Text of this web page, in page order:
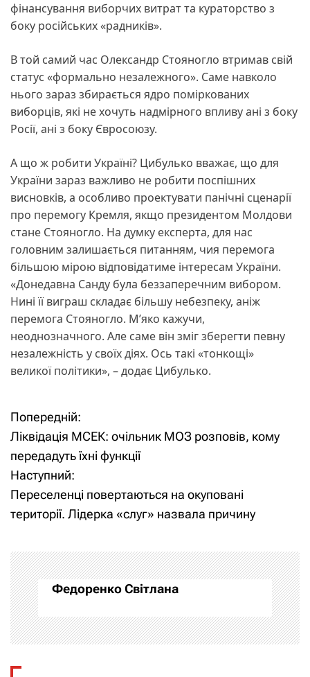
фінансування виборчих витрат та кураторство з
боку російських «радників».
В той самий час Олександр Стояногло втримав свій
статус «формально незалежного». Саме навколо
нього зараз збирається ядро поміркованих
виборців, які не хочуть надмірного впливу ані з боку
Росії, ані з боку Євросоюзу.
А що ж робити Україні? Цибулько вважає, що для
України зараз важливо не робити поспішних
висновків, а особливо проектувати панічні сценарії
про перемогу Кремля, якщо президентом Молдови
стане Стояногло. На думку експерта, для нас
головним залишається питанням, чия перемога
більшою мірою відповідатиме інтересам України.
«Донедавна Санду була беззаперечним вибором.
Нині її виграш складає більшу небезпеку, аніж
перемога Стояногло. М’яко кажучи,
неоднозначного. Але саме він зміг зберегти певну
незалежність у своїх діях. Ось такі «тонкощі»
великої політики», – додає Цибулько.
Н
а
в
и
а
ц
и
Н
а
в
і
а
ц
і
Попередній:
Ліквідація МСЕК: очільник МОЗ розповів, кому
передадуть їхні функції
Наступний:
Переселенці повертаються на окуповані
території. Лідерка «слуг» назвала причину
Федоренко Світлана